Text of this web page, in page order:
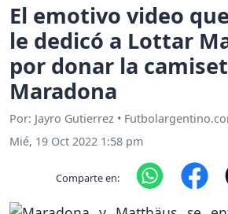
El emotivo video
le dedicó a Lottar
por donar la
Maradona
Por: Jayro Gutierrez •
Mié, 19 Oct 2022 1:58 pm
Comparte en: